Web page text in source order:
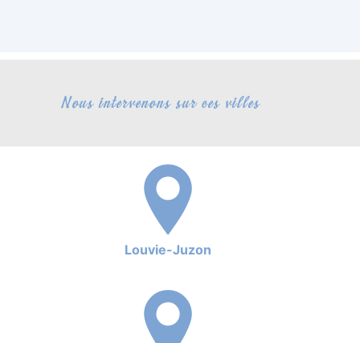
Nous intervenons sur ces villes
Louvie-Juzon